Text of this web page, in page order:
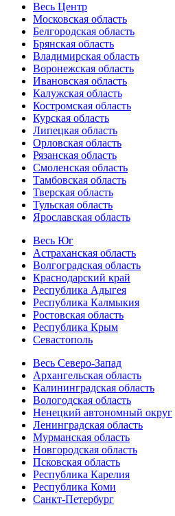
Весь Центр
Московская область
Белгородская область
Брянская область
Владимирская область
Воронежская область
Ивановская область
Калужская область
Костромская область
Курская область
Липецкая область
Орловская область
Рязанская область
Смоленская область
Тамбовская область
Тверская область
Тульская область
Ярославская область
Весь Юг
Астраханская область
Волгоградская область
Краснодарский край
Республика Адыгея
Республика Калмыкия
Ростовская область
Республика Крым
Севастополь
Весь Северо-Запад
Архангельская область
Калининградская область
Вологодская область
Ненецкий автономный округ
Ленинградская область
Мурманская область
Новгородская область
Псковская область
Республика Карелия
Республика Коми
Санкт-Петербург